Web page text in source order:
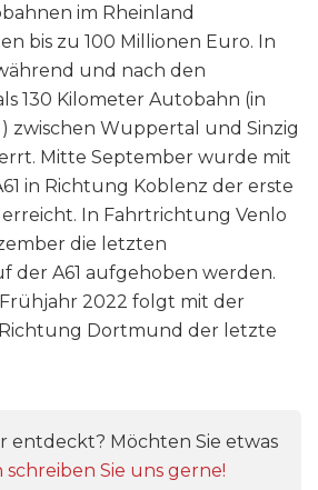
im Rheinland
bis zu 100 Millionen Euro. In
und nach den
130 Kilometer Autobahn (in
zwischen Wuppertal und Sinzig
Mitte September wurde mit
in Richtung Koblenz der erste
In Fahrtrichtung Venlo
die letzten
der A61 aufgehoben werden.
2022 folgt mit der
Dortmund der letzte
entdeckt? Möchten Sie etwas
schreiben Sie uns gerne!